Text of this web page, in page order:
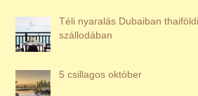
Téli nyaralás Dubaiban
szállodában
5 csillagos október